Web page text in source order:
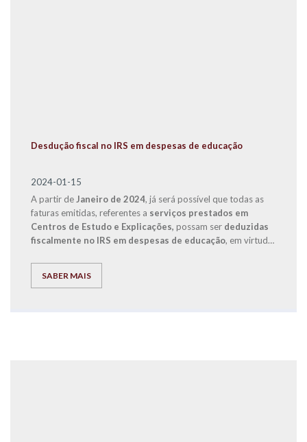
Desdução fiscal no IRS em despesas de educação
2024-01-15
A partir de Janeiro de 2024, já será possível que todas as
faturas emitidas, referentes a serviços prestados em
Centros de Estudo e Explicações, possam ser deduzidas
fiscalmente no IRS em despesas de educação, em virtude
SABER MAIS